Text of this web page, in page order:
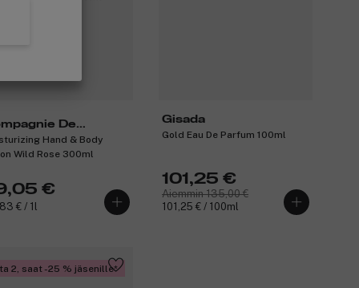
De
Hand & Body
Wild Rose 300ml
€
€ / 1l
Gisada
Gold Eau De Parfum 100ml
101,25 €
Aiemmin 135,00 €
101,25 € / 100ml
2, saat -25 % jäsenille